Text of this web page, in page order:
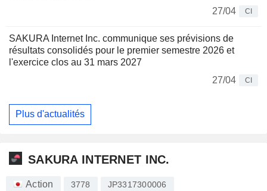
27/04
CI
SAKURA Internet Inc. communique ses prévisions de
résultats consolidés pour le premier semestre 2026 et
l'exercice clos au 31 mars 2027
27/04
CI
Plus d'actualités
SAKURA INTERNET INC.
Action 3778 JP3317300006